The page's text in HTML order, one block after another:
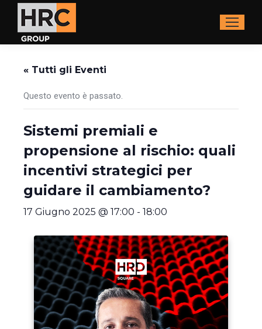
« Tutti gli Eventi
Questo evento è passato.
Sistemi premiali e
propensione al rischio: quali
incentivi strategici per
guidare il cambiamento?
17 Giugno 2025 @ 17:00 - 18:00